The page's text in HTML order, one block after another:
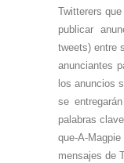
Twitterers
publicar
tweets) entre
anunciantes
los anuncios
se
palabras
que-A-
mensajes de